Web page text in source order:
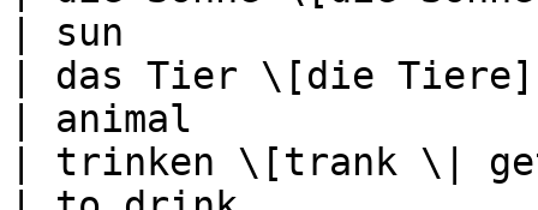
| sun
| das Tier \[die Tiere]
| animal
| trinken \[trank \|